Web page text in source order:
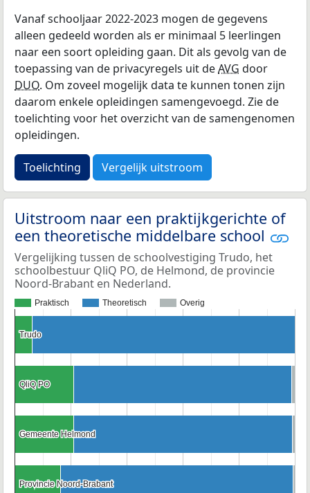
Vanaf schooljaar 2022-2023 mogen de gegevens
alleen gedeeld worden als er minimaal 5 leerlingen
naar een soort opleiding gaan. Dit als gevolg van de
toepassing van de privacyregels uit deAVG door
DUO. Om zoveel mogelijk data te kunnen tonen zijn
daarom enkele opleidingen samengevoegd. Zie de
toelichting voor het overzicht van de samengenomen
opleidingen.
Toelichting Vergelijk uitstroom
Uitstroom naar een praktijkgerichte of
een theoretische middelbare school
Vergelijking tussen de schoolvestiging Trudo, het
schoolbestuur QliQ PO, de Helmond, de provincie
Noord-Brabant en Nederland.
Praktisch Theoretisch Overig
Trudo
Trudo
QliQ PO
QliQ PO
Gemeente Helmond
Gemeente Helmond
Provincie Noord-Brabant
Provincie Noord-Brabant